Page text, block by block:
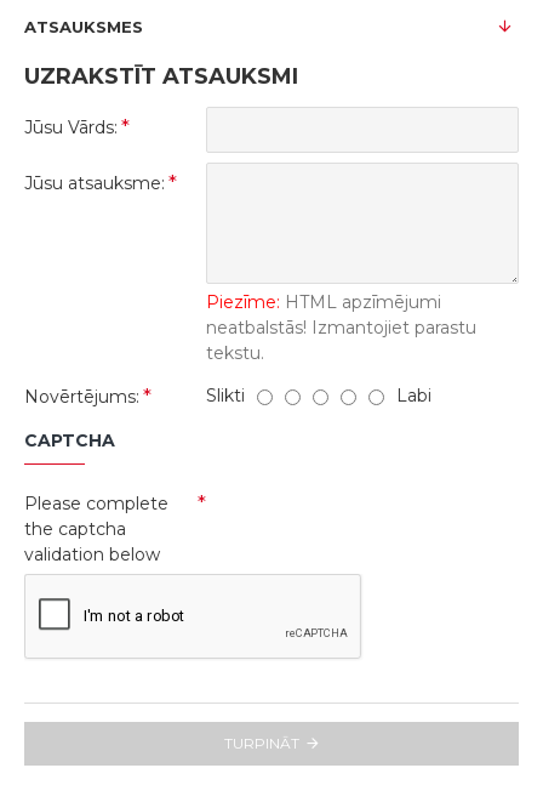
ATSAUKSMES
UZRAKSTĪT ATSAUKSMI
Jūsu Vārds:
Jūsu atsauksme:
Piezīme: HTML apzīmējumi
neatbalstās! Izmantojiet parastu
tekstu.
Novērtējums:
Slikti Labi
CAPTCHA
Please complete
the captcha
validation below
TURPINĀT